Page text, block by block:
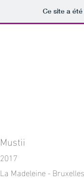
Ce site a
Mustii
2017
La Madeleine -